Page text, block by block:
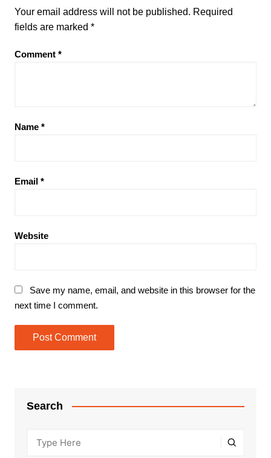
Your email address will not be published. Required
fields are marked *
Comment *
Name *
Email *
Website
Save my name, email, and website in this browser for the
next time I comment.
Search